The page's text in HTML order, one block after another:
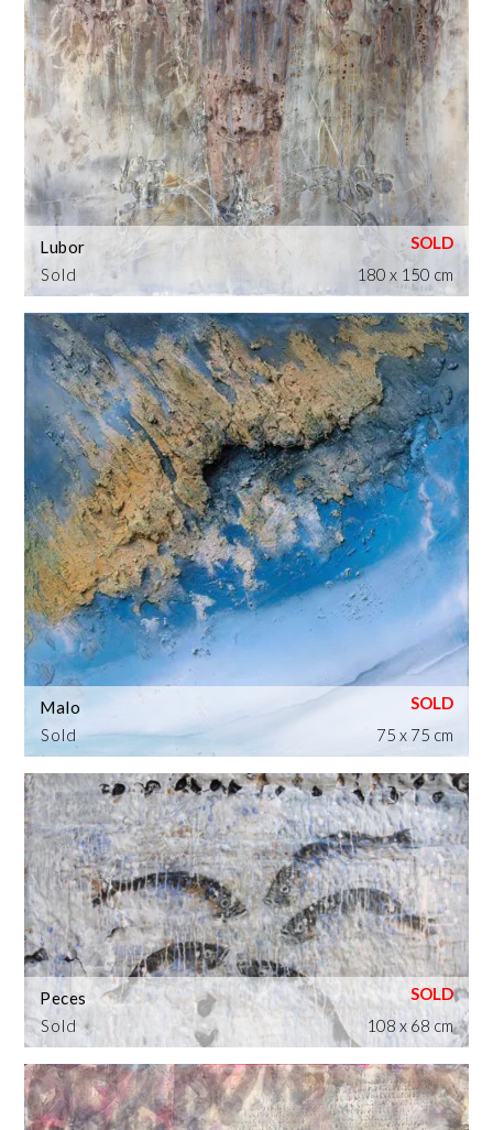
Sold
Lubor
180 x 150 cm
Sold
Malo
75 x 75 cm
Sold
Peces
108 x 68 cm